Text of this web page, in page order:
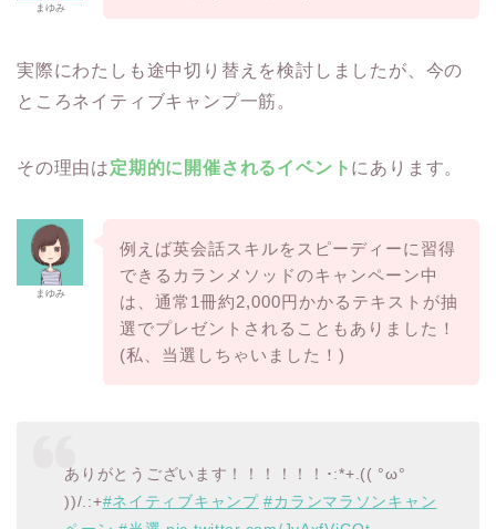
まゆみ
実際にわたしも途中切り替えを検討しましたが、今の
ところネイティブキャンプ一筋。
その理由は定期的に開催されるイベント にあります。
まゆみ
例えば英会話スキルをスピーディーに習得
できるカランメソッドのキャンペーン中
は、通常1冊約2,000円かかるテキストが抽
選でプレゼントされることもありました！
(私、当選しちゃいました！)
ありがとうございます！！！！！！･:*+.(( °ω°
))/.:+#ネイティブキャンプ #カランマラソンキャン